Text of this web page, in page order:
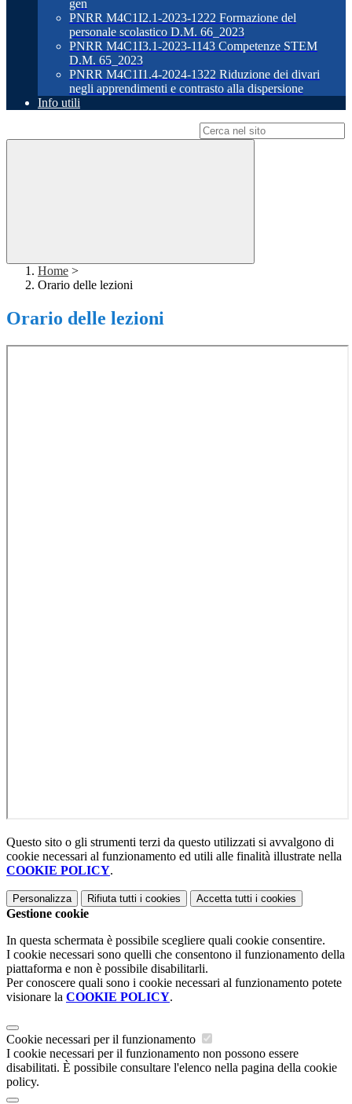
gen
PNRR M4C1I2.1-2023-1222 Formazione del
personale scolastico D.M. 66_2023
PNRR M4C1I3.1-2023-1143 Competenze STEM
D.M. 65_2023
PNRR M4C1I1.4-2024-1322 Riduzione dei divari
negli apprendimenti e contrasto alla dispersione
Info utili
Home >
Orario delle lezioni
Orario delle lezioni
Questo sito o gli strumenti terzi da questo utilizzati si avvalgono di
cookie necessari al funzionamento ed utili alle finalità illustrate nella
COOKIE POLICY.
Personalizza Rifiuta tutti i cookies Accetta tutti i cookies
Gestione cookie
In questa schermata è possibile scegliere quali cookie consentire.
I cookie necessari sono quelli che consentono il funzionamento della
piattaforma e non è possibile disabilitarli.
Per conoscere quali sono i cookie necessari al funzionamento potete
visionare la COOKIE POLICY.
Cookie necessari per il funzionamento
I cookie necessari per il funzionamento non possono essere
disabilitati. È possibile consultare l'elenco nella pagina della cookie
policy.